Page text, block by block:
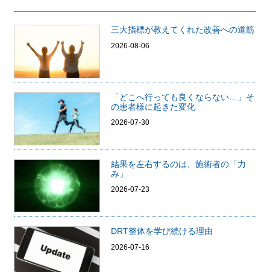
三大指標が教えてくれた改善への道筋
2026-08-06
「どこへ行っても良くならない…」そ
の患者様に起きた変化
2026-07-30
結果を左右するのは、施術者の「力
み」
2026-07-23
DRT整体を学び続ける理由
2026-07-16